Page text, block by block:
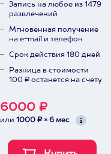
Запись на любое из 1479
развлечений
Мгновенная получение
на e-mail и телефон
Срок действия 180 дней
Разница в стоимости
100 ₽ останется на счету
6000 ₽
или 1000 ₽ × 6 мес